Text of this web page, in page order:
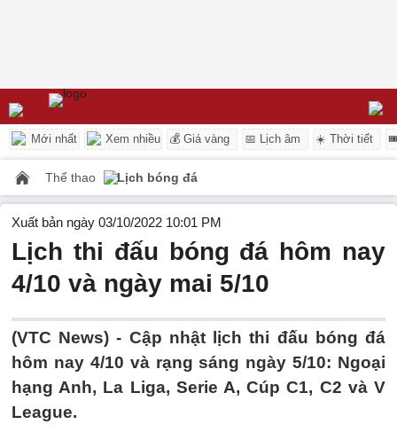
Mới nhất Xem nhiều 💰 Giá vàng 📅 Lịch âm ☀️ Thời tiết
Thể thao Lịch bóng đá
Xuất bản ngày 03/10/2022 10:01 PM
Lịch thi đấu bóng đá hôm nay
4/10 và ngày mai 5/10
(VTC News) - Cập nhật lịch thi đấu bóng đá
hôm nay 4/10 và rạng sáng ngày 5/10: Ngoại
hạng Anh, La Liga, Serie A, Cúp C1, C2 và V
League.